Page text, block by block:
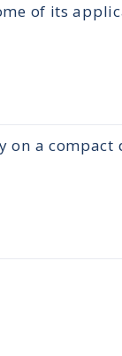
of its
on a